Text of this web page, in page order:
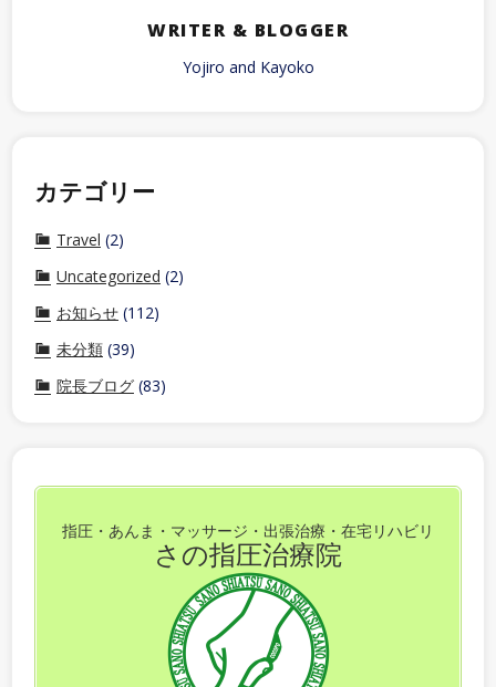
WRITER & BLOGGER
Yojiro and Kayoko
カテゴリー
Travel (2)
Uncategorized (2)
お知らせ (112)
未分類 (39)
院長ブログ (83)
指圧・あんま・マッサージ・出張治療・在宅リハビリ
さの指圧治療院